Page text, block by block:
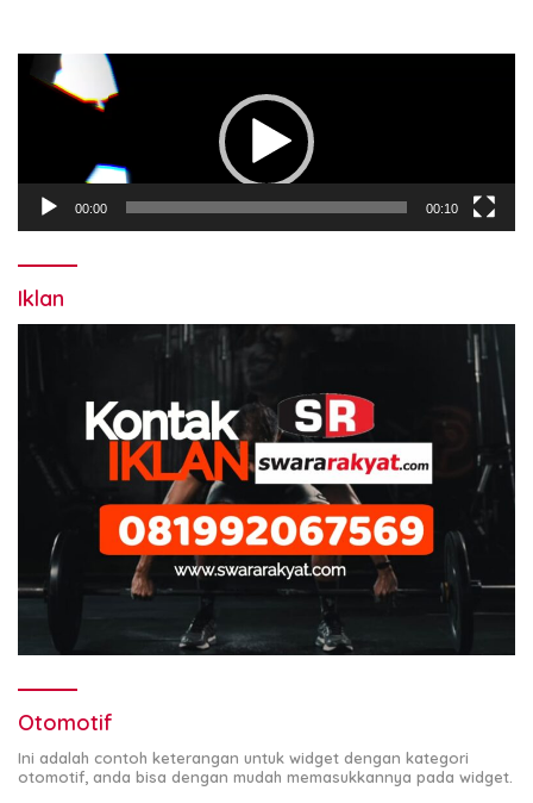
Pemutar
Video
00:00 00:10
Iklan
Otomotif
Ini adalah contoh keterangan untuk widget dengan kategori
otomotif, anda bisa dengan mudah memasukkannya pada widget.